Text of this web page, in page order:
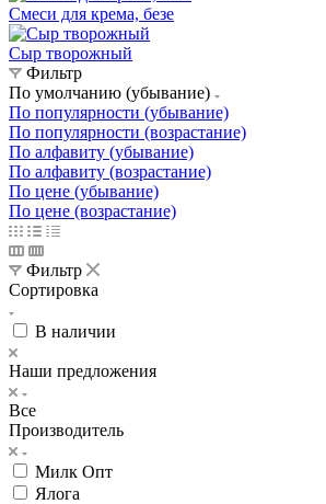
Смеси для крема, безе
Сыр творожный
Фильтр
По умолчанию (убывание)
По популярности (убывание)
По популярности (возрастание)
По алфавиту (убывание)
По алфавиту (возрастание)
По цене (убывание)
По цене (возрастание)
Фильтр
Сортировка
В наличии
Наши предложения
Все
Производитель
Милк Опт
Ялога